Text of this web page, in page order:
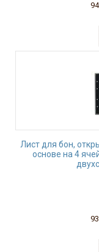
Лист для бон,
основе на 4